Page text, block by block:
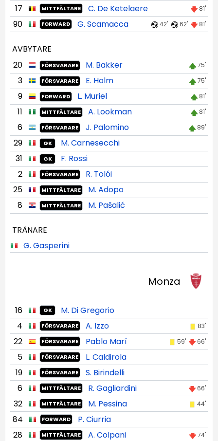
17
MITTFÄLTARE C. De Ketelaere 81'
90 FORWARD G. Scamacca 42' 62' 81'
AVBYTARE
20
FÖRSVARARE M. Bakker 75'
3 FÖRSVARARE E. Holm 75'
9 FORWARD L. Muriel 81'
11 MITTFÄLTARE A. Lookman 81'
6 FÖRSVARARE J. Palomino 89'
29 GK
M. Carnesecchi
31
GK
F. Rossi
2
FÖRSVARARE
R. Tolói
25
MITTFÄLTARE
M. Adopo
8
MITTFÄLTARE M. Pašalić
TRÄNARE
G. Gasperini
Monza
16 GK
M. Di Gregorio
4
FÖRSVARARE A. Izzo 83'
22 FÖRSVARARE Pablo Marí 59' 66'
5 FÖRSVARARE
L. Caldirola
19
FÖRSVARARE
S. Birindelli
6
MITTFÄLTARE R. Gagliardini 66'
32 MITTFÄLTARE M. Pessina 44'
84 FORWARD
P. Ciurria
28
MITTFÄLTARE A. Colpani 74'